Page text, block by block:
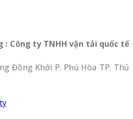
: Công ty TNHH vận tải quốc tế
Đồng Khởi P. Phú Hòa TP. Thủ